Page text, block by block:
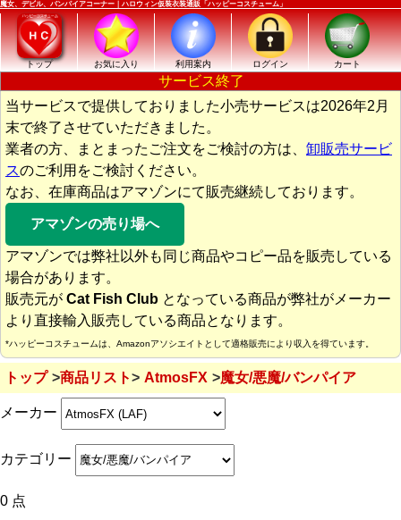
魔女、デビル、バンパイアコーナー｜ハロウィン仮装衣装通販「ハッピーコスチューム」
トップ お気に入り 利用案内 ログイン カート
サービス終了
当サービスで提供しておりました小売サービスは2026年2月
末で終了させていただきました。
業者の方、まとまったご注文をご検討の方は、 卸販売サービ
スのご利用をご検討ください。
なお、在庫商品はアマゾンにて販売継続しております。
アマゾンの売り場へ
アマゾンでは弊社以外も同じ商品やコピー品を販売している
場合があります。
販売元が Cat Fish Club となっている商品が弊社がメーカー
より直接輸入販売している商品となります。
*ハッピーコスチュームは、Amazonアソシエイトとして適格販売により収入を得ています。
トップ 商品リスト AtmosFX 魔女/悪魔/バンパイア
メーカー
カテゴリー
0 点